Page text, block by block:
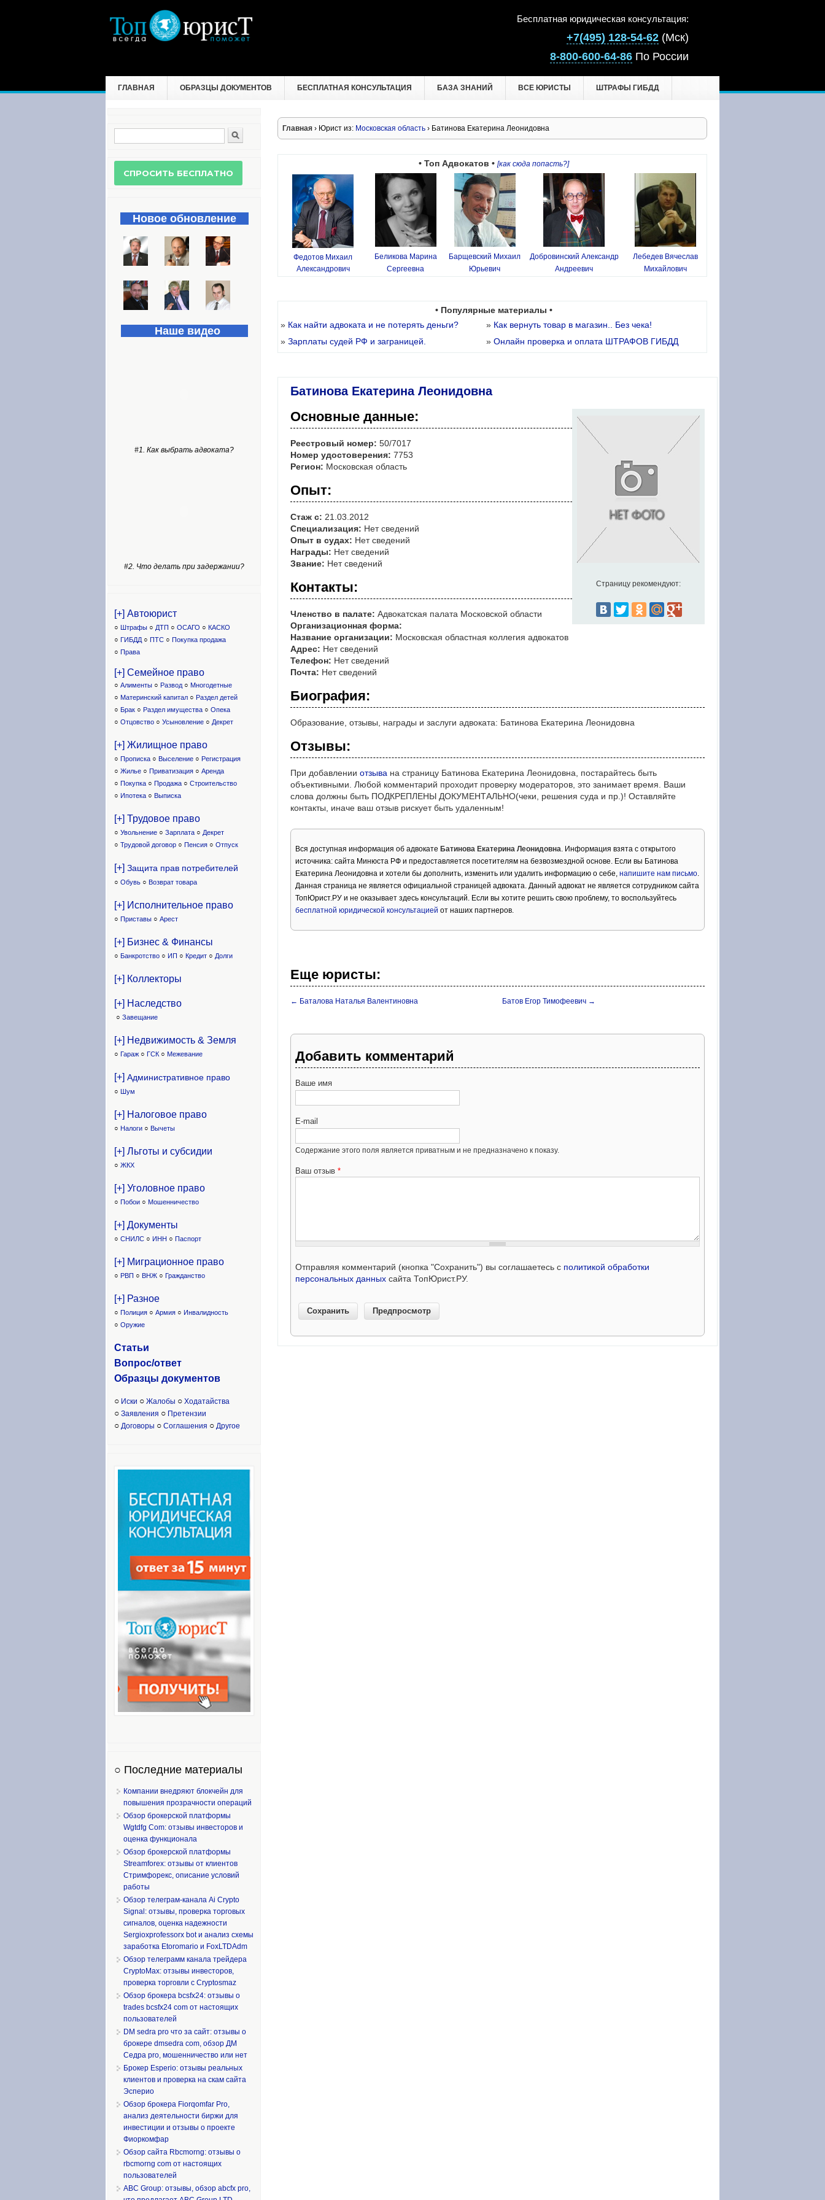
Бесплатная юридическая консультация:
+7(495) 128-54-62 (Мск)
8-800-600-64-86 По России
ГЛАВНАЯ ОБРАЗЦЫ ДОКУМЕНТОВ БЕСПЛАТНАЯ КОНСУЛЬТАЦИЯ БАЗА ЗНАНИЙ ВСЕ ЮРИСТЫ ШТРАФЫ ГИБДД
Главная › Юрист из: Московская область › Батинова Екатерина Леонидовна
• Топ Адвокатов • [как сюда попасть?]
Федотов Михаил
Александрович
Беликова Марина
Сергеевна
Барщевский Михаил
Юрьевич
Добровинский Александр
Андреевич
Лебедев Вячеслав
Михайлович
• Популярные материалы •
» Как найти адвоката и не потерять деньги? » Как вернуть товар в магазин.. Без чека!
» Зарплаты судей РФ и заграницей. » Онлайн проверка и оплата ШТРАФОВ ГИБДД
Батинова Екатерина Леонидовна
Страницу рекомендуют:
Основные данные:
Реестровый номер: 50/7017
Номер удостоверения: 7753
Регион: Московская область
Опыт:
Стаж с: 21.03.2012
Специализация: Нет сведений
Опыт в судах: Нет сведений
Награды: Нет сведений
Звание: Нет сведений
Контакты:
Членство в палате: Адвокатская палата Московской области
Организационная форма:
Название организации: Московская областная коллегия адвокатов
Адрес: Нет сведений
Телефон: Нет сведений
Почта: Нет сведений
Биография:
Образование, отзывы, награды и заслуги адвоката: Батинова Екатерина Леонидовна
Отзывы:
При добавлении отзыва на страницу Батинова Екатерина Леонидовна, постарайтесь быть
объективными. Любой комментарий проходит проверку модераторов, это занимает время. Ваши
слова должны быть ПОДКРЕПЛЕНЫ ДОКУМЕНТАЛЬНО(чеки, решения суда и пр.)! Оставляйте
контакты, иначе ваш отзыв рискует быть удаленным!
Вся доступная информация об адвокате Батинова Екатерина Леонидовна. Информация взята с открытого
источника: сайта Минюста РФ и предоставляется посетителям на безвозмездной основе. Если вы Батинова
Екатерина Леонидовна и хотели бы дополнить, изменить или удалить информацию о себе, напишите нам письмо.
Данная страница не является официальной страницей адвоката. Данный адвокат не является сотрудником сайта
ТопЮрист.РУ и не оказывает здесь консультаций. Если вы хотите решить свою проблему, то воспользуйтесь
бесплатной юридической консультацией от наших партнеров.
Еще юристы:
← Баталова Наталья Валентиновна Батов Егор Тимофеевич →
Добавить комментарий
Ваше имя
E-mail
Содержание этого поля является приватным и не предназначено к показу.
Ваш отзыв *
Отправляя комментарий (кнопка "Сохранить") вы соглашаетесь с политикой обработки
персональных данных сайта ТопЮрист.РУ.
Форма поиска
Новое обновление
Наше видео
#1. Как выбрать адвоката?
#2. Что делать при задержании?
[+] Автоюрист
○ Штрафы ○ ДТП ○ ОСАГО ○ КАСКО
○ ГИБДД ○ ПТС ○ Покупка продажа
○ Права
[+] Семейное право
○ Алименты ○ Развод ○ Многодетные
○ Материнский капитал ○ Раздел детей
○ Брак ○ Раздел имущества ○ Опека
○ Отцовство ○ Усыновление ○ Декрет
[+] Жилищное право
○ Прописка ○ Выселение ○ Регистрация
○ Жилье ○ Приватизация ○ Аренда
○ Покупка ○ Продажа ○ Строительство
○ Ипотека ○ Выписка
[+] Трудовое право
○ Увольнение ○ Зарплата ○ Декрет
○ Трудовой договор ○ Пенсия ○ Отпуск
[+] Защита прав потребителей
○ Обувь ○ Возврат товара
[+] Исполнительное право
○ Приставы ○ Арест
[+] Бизнес & Финансы
○ Банкротство ○ ИП ○ Кредит ○ Долги
[+] Коллекторы
[+] Наследство
○ Завещание
[+] Недвижимость & Земля
○ Гараж ○ ГСК ○ Межевание
[+] Административное право
○ Шум
[+] Налоговое право
○ Налоги ○ Вычеты
[+] Льготы и субсидии
○ ЖКХ
[+] Уголовное право
○ Побои ○ Мошенничество
[+] Документы
○ СНИЛС ○ ИНН ○ Паспорт
[+] Миграционное право
○ РВП ○ ВНЖ ○ Гражданство
[+] Разное
○ Полиция ○ Армия ○ Инвалидность
○ Оружие
Статьи
Вопрос/ответ
Образцы документов
○ Иски ○ Жалобы ○ Ходатайства
○ Заявления ○ Претензии
○ Договоры ○ Соглашения ○ Другое
○ Последние материалы
Компании внедряют блокчейн для
повышения прозрачности операций
Обзор брокерской платформы
Wgtdfg Com: отзывы инвесторов и
оценка функционала
Обзор брокерской платформы
Streamforex: отзывы от клиентов
Стримфорекс, описание условий
работы
Обзор телеграм-канала Ai Crypto
Signal: отзывы, проверка торговых
сигналов, оценка надежности
Sergioxprofessorx bot и анализ схемы
заработка Etoromario и FoxLTDAdm
Обзор телеграмм канала трейдера
CryptoMax: отзывы инвесторов,
проверка торговли с Cryptosmaz
Обзор брокера bcsfx24: отзывы о
trades bcsfx24 com от настоящих
пользователей
DM sedra pro что за сайт: отзывы о
брокере dmsedra com, обзор ДМ
Седра pro, мошенничество или нет
Брокер Esperio: отзывы реальных
клиентов и проверка на скам сайта
Эсперио
Обзор брокера Fiorqomfar Pro,
анализ деятельности биржи для
инвестиции и отзывы о проекте
Фиоркомфар
Обзор сайта Rbcmorng: отзывы о
rbcmorng com от настоящих
пользователей
ABC Group: отзывы, обзор abcfx pro,